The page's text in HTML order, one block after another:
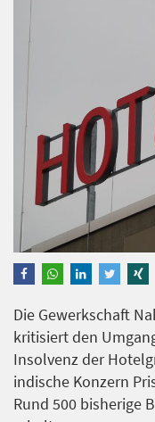
Die Gewerkschaft
kritisiert den
Insolvenz der
indische Konzern
Rund 500 bisherige